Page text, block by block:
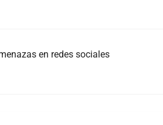
en redes sociales